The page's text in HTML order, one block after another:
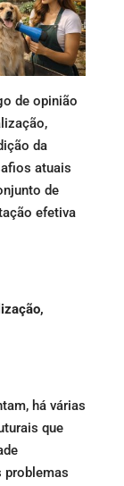
de opinião
da
atuais
de
efetiva
há várias
que
problemas